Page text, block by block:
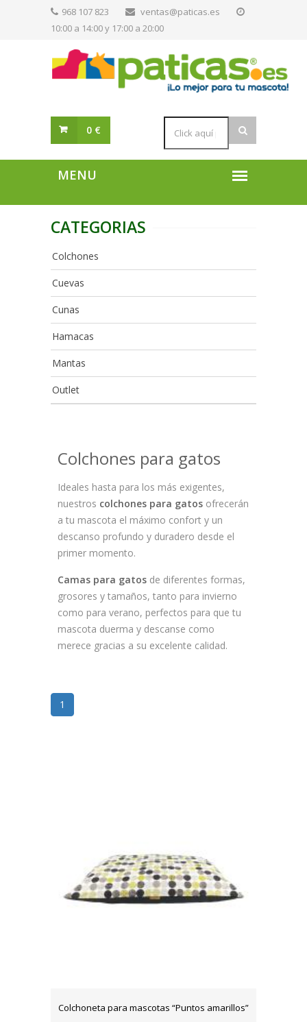
968 107 823
ventas@paticas.es
10:00 a 14:00 y 17:00 a 20:00
0 €
CATEGORIAS
Colchones
Cuevas
Cunas
Hamacas
Mantas
Outlet
Colchones para gatos
Ideales hasta para los más exigentes,
nuestros colchones para gatos ofrecerán
a tu mascota el máximo confort y un
descanso profundo y duradero desde el
primer momento.
Camas para gatos de diferentes formas,
grosores y tamaños, tanto para invierno
como para verano, perfectos para que tu
mascota duerma y descanse como
merece gracias a su excelente calidad.
1
Colchoneta para mascotas “Puntos amarillos”